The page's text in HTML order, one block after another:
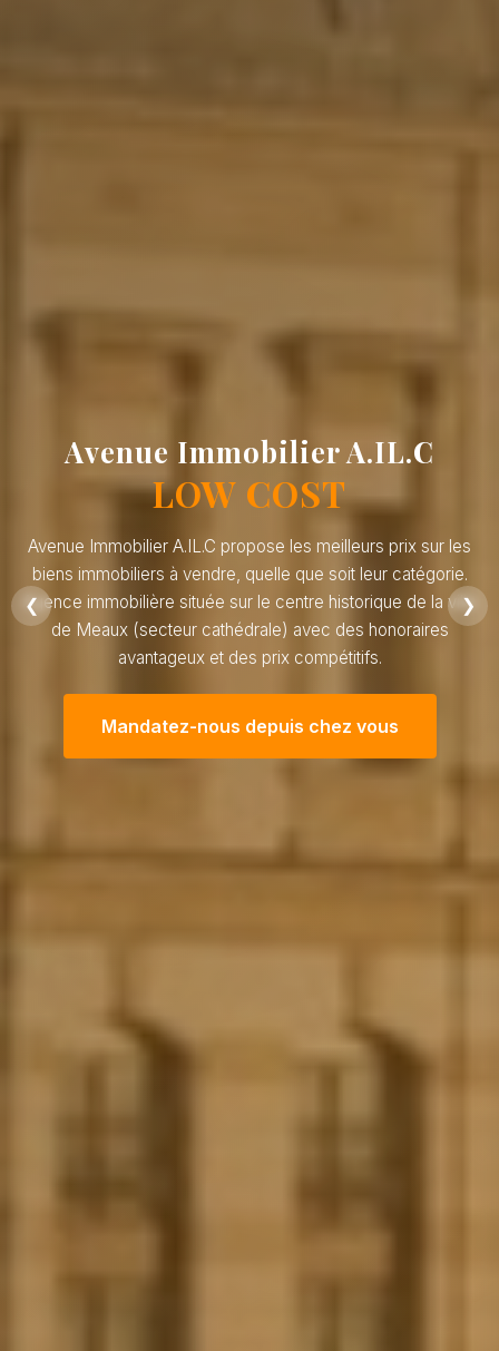
❮ ❯
Avenue Immobilier A.IL.C
LOW COST
Avenue Immobilier A.IL.C propose les meilleurs prix sur les
biens immobiliers à vendre, quelle que soit leur catégorie.
Agence immobilière située sur le centre historique de la ville
de Meaux (secteur cathédrale) avec des honoraires
avantageux et des prix compétitifs.
Mandatez-nous depuis chez vous